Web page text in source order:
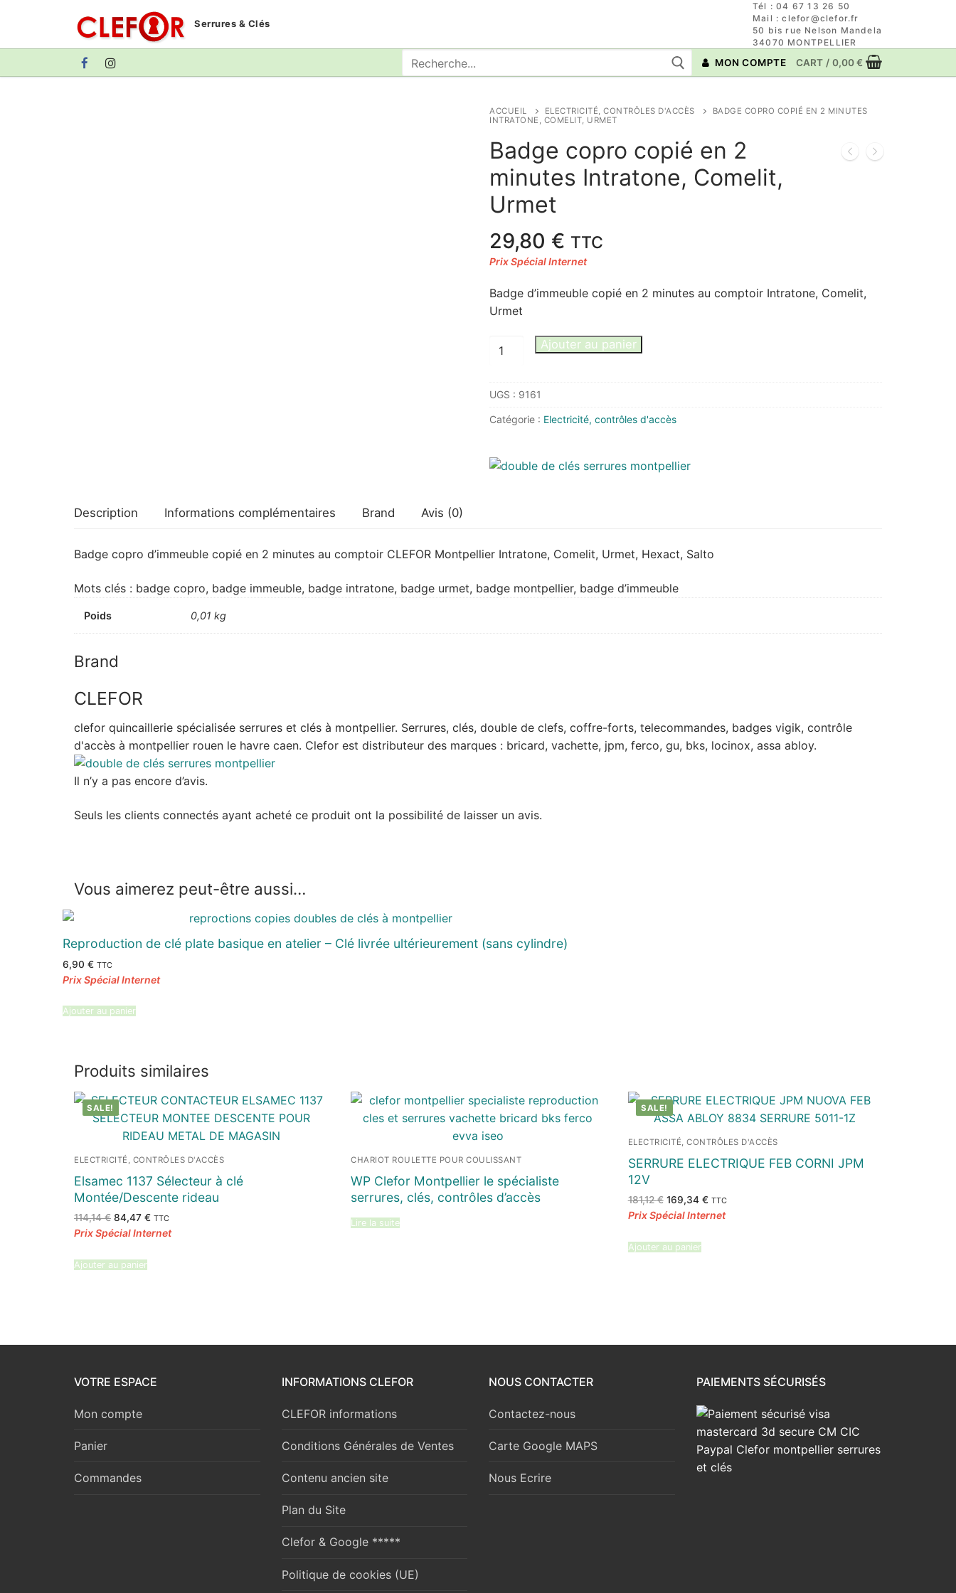
Serrures & Clés
Tél : 04 67 13 26 50
Mail : clefor@clefor.fr
50 bis rue Nelson Mandela
34070 MONTPELLIER
Rechercher
:
MON COMPTE CART / 0,00€
ACCUEIL ELECTRICITÉ, CONTRÔLES D'ACCÈS
BADGE COPRO COPIÉ EN 2 MINUTES
INTRATONE, COMELIT, URMET
Badge copro copié en 2
minutes Intratone, Comelit,
Urmet
29,80 € TTC
Badge d’immeuble copié en 2 minutes au comptoir Intratone, Comelit,
Urmet
quantité
copro
copié
minutes
Ajouter au panier
UGS : 9161
Catégorie : Electricité, contrôles d'accès
Description Informations complémentaires Brand Avis (0)
Badge copro d’immeuble copié en 2 minutes au comptoir CLEFOR Montpellier Intratone, Comelit, Urmet, Hexact, Salto
Mots clés : badge copro, badge immeuble, badge intratone, badge urmet, badge montpellier, badge d’immeuble
Poids 0,01 kg
Brand
CLEFOR
clefor quincaillerie spécialisée serrures et clés à montpellier. Serrures, clés, double de clefs, coffre-forts, telecommandes, badges vigik, contrôle
d'accès à montpellier rouen le havre caen. Clefor est distributeur des marques : bricard, vachette, jpm, ferco, gu, bks, locinox, assa abloy.
Il n’y a pas encore d’avis.
Seuls les clients connectés ayant acheté ce produit ont la possibilité de laisser un avis.
Vous aimerez peut-être aussi…
Reproduction de clé plate basique en atelier – Clé livrée ultérieurement (sans cylindre)
6,90 € TTC
Ajouter au panier
Produits similaires
SALE!
ELECTRICITÉ, CONTRÔLES D'ACCÈS
Elsamec 1137 Sélecteur à clé
Montée/Descente rideau
114,14€ Le
prix
initial
84,47 €Le
actuel
TTC
Ajouter au panier
CHARIOT ROULETTE POUR COULISSANT
WP Clefor Montpellier le spécialiste
serrures, clés, contrôles d’accès
Lire la suite
SALE!
ELECTRICITÉ, CONTRÔLES D'ACCÈS
SERRURE ELECTRIQUE FEB CORNI JPM
12V
181,12€ Le
prix
initial
169,34 €Le
actuel
TTC
Ajouter au panier
VOTRE ESPACE
Mon compte
Panier
Commandes
INFORMATIONS CLEFOR
CLEFOR informations
Conditions Générales de Ventes
Contenu ancien site
Plan du Site
Clefor & Google *****
Politique de cookies (UE)
NOUS CONTACTER
Contactez-nous
Carte Google MAPS
Nous Ecrire
PAIEMENTS SÉCURISÉS